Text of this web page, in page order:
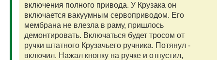
включения полного привода. У Крузака он
включается вакуумным сервоприводом. Его
мембрана не влезла в раму, пришлось
демонтировать. Включаться будет тросом от
ручки штатного Крузачьего ручника. Потянул -
включил. Нажал кнопку на ручке и отпустил,